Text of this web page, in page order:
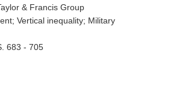
& Francis Group
Vertical inequality; Military
683 - 705